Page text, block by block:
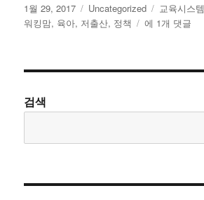
작
성
1월 29, 2017
카
테
Uncategorized
태
그
교육시스템
워킹맘, 육아, 저출산, 정책
맞
부
힘
점
킹
에 1개 댓글
검색